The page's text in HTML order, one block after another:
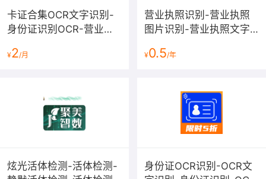
卡证合集OCR文字识别-
身份证识别OCR-营业执
OCR-行驶证识别OCR-驾
¥2/月
营业执照识别-营业执照
图片识别-营业执照文字
营业执照OCR-文字图片
¥0.5/年
炫光活体检测-活体检测-
身份证OCR识别-OCR文